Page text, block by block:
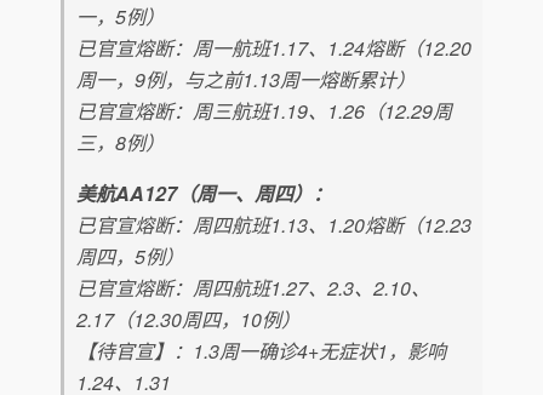
一，5例）
已官宣熔断：周一航班1.17、1.24熔断（12.20
周一，9例，与之前1.13周一熔断累计）
已官宣熔断：周三航班1.19、1.26（12.29周
三，8例）
美航AA127（周一、周四）：
已官宣熔断：周四航班1.13、1.20熔断（12.23
周四，5例）
已官宣熔断：周四航班1.27、2.3、2.10、
2.17（12.30周四，10例）
【待官宣】：1.3周一确诊4+无症状1，影响
1.24、1.31